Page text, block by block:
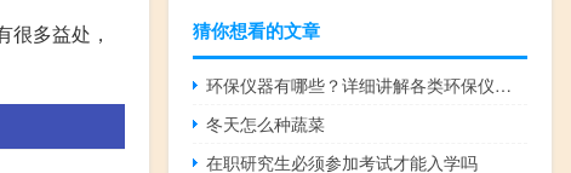
多益处，
猜你想看的文章
环保仪器有哪些？详细讲解各类环保仪器的使用方法
冬天怎么种蔬菜
在职研究生必须参加考试才能入学吗